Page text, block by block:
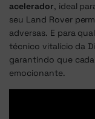
acelerador, ideal
seu Land Rover
adversas. E para
técnico vitalício da
garantindo que
emocionante.